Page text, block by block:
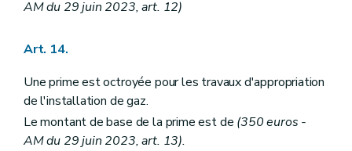
AM du 29 juin 2023, art. 12)
Art. 14.
Une prime est octroyée pour les travaux d'appropriation
de l'installation de gaz.
Le montant de base de la prime est de (350 euros -
AM du 29 juin 2023, art. 13).